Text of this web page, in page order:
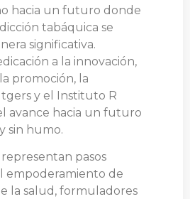
hacia un futuro donde
tabáquica se
significativa.
a la innovación,
promoción, la
y el Instituto R
avance hacia un futuro
sin humo.
representan pasos
empoderamiento de
la salud, formuladores